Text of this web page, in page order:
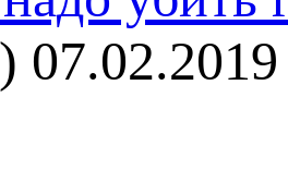
07.02.2019